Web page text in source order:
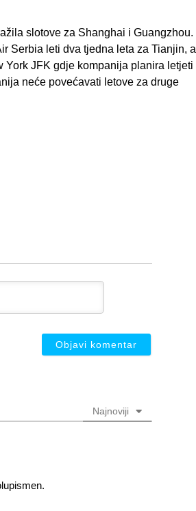
slotove za Shanghai i Guangzhou.
Serbia leti dva tjedna leta za Tianjin, a
York JFK gdje kompanija planira letjeti
neće povećavati letove za druge
Najnoviji